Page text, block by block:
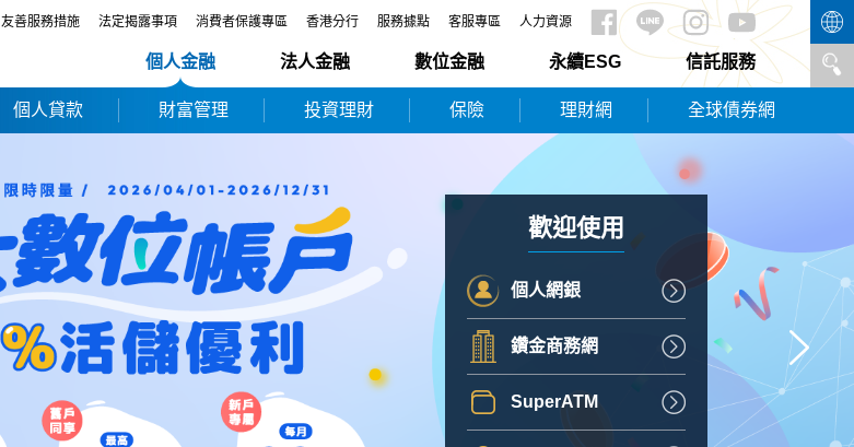
友善服務措施 法定揭露事項 消費者保護專區 香港分行 服務據點 客服專區 人力資源
個人金融 法人金融 數位金融 永續ESG 信託服務
個人貸款 財富管理 投資理財 保險 理財網 全球債券網
歡迎使用
個人網銀
鑽金商務網
SuperATM